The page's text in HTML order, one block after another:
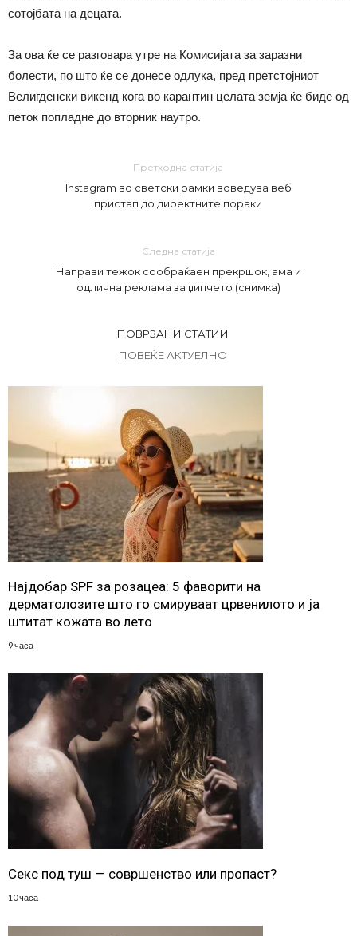
сотојбата на децата.
За ова ќе се разговара утре на Комисијата за заразни
болести, по што ќе се донесе одлука, пред претстојниот
Велигденски викенд кога во карантин целата земја ќе биде од
петок попладне до вторник наутро.
Претходна статија
Instagram во светски рамки воведува веб
пристап до директните пораки
Следна статија
Направи тежок сообраќаен прекршок, ама и
одлична реклама за џипчето (снимка)
ПОВРЗАНИ СТАТИИ
ПОВЕЌЕ АКТУЕЛНО
Најдобар SPF за розацеа: 5 фаворити на
дерматолозите што го смируваат црвенилото и ја
штитат кожата во лето
9 часа
Секс под туш — совршенство или пропаст?
10 часа